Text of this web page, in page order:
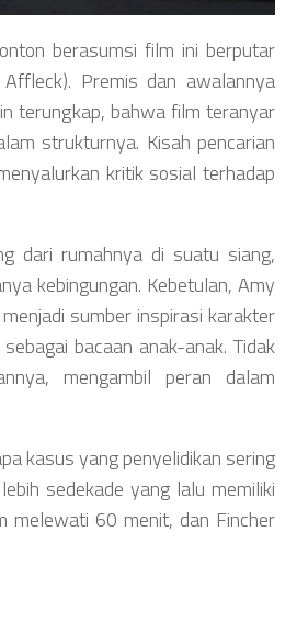
berasumsi film ini berputar
Premis dan awalannya
terungkap, bahwa film teranyar
strukturnya. Kisah pencarian
kritik sosial terhadap
dari rumahnya di suatu siang,
kebingungan. Kebetulan, Amy
sumber inspirasi karakter
bacaan anak-anak. Tidak
mengambil peran dalam
kasus yang penyelidikan sering
sedekade yang lalu memiliki
melewati 60 menit, dan Fincher